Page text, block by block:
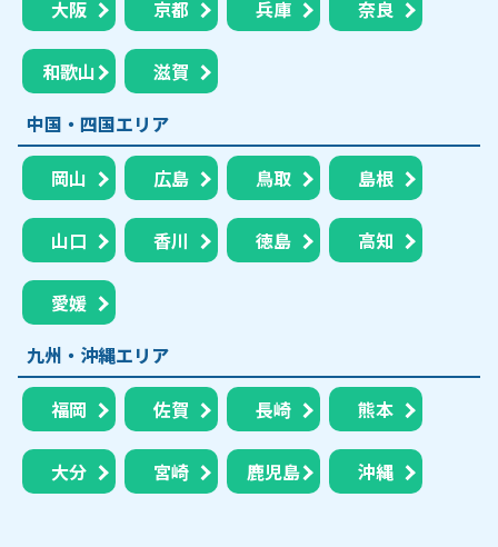
大阪 京都 兵庫 奈良
和歌山
滋賀
中国・四国エリア
岡山 広島 鳥取 島根
山口 香川 徳島 高知
愛媛
九州・沖縄エリア
福岡 佐賀 長崎 熊本
大分 宮崎 鹿児島 沖縄